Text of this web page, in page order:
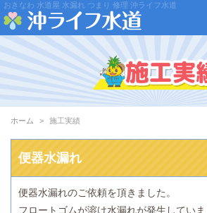
おきなわ 水道屋 水漏れ つまり 修理 沖ライフ水道
ホーム 施工実績
便器水漏れ
便器水漏れのご依頼を頂きました。
フロートゴムが溶け水漏れが発生していま